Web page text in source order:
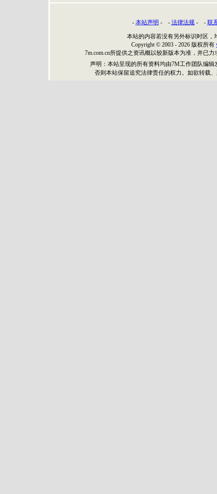
- 本站声明 - - 法律法规- - 联
本站的内容若没有另外标识时区，
Copyright © 2003 - 2026 版权所有
7m.com.cn所提供之资讯概以较新版本为准，并已
声明：本站呈现的所有资料均由7M工作团队编
否则本站保留追究法律责任的权力。如欲转载